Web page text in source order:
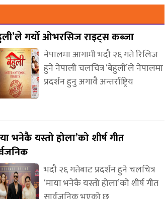
गर्यो ओभरसिज राइट्स कब्जा
नेपालमा आगामी भदौ २६ गते रिलिज
हुने नेपाली चलचित्र ‘बेहुली’ले नेपालमा
प्रदर्शन हुनु अगावै अन्तर्राष्ट्रिय
भनेकै यस्तो होला’को शीर्ष गीत
भदौ २६ गतेबाट प्रदर्शन हुने चलचित्र
‘माया भनेकै यस्तो होला’को शीर्ष गीत